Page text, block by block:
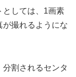
としては、1画素
が撮れるようにな
割されるセンタ